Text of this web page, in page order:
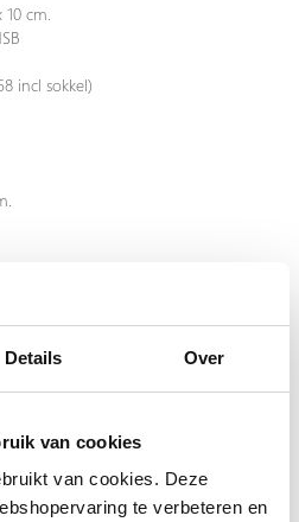
Details Over
van cookies
van cookies. Deze
te verbeteren en
cm.
incl sokkel)
in winkelwagen